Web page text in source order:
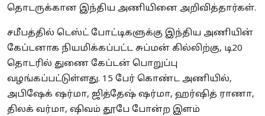
தொடருக்கான இந்திய அணியினை அறிவித்தார்கள்.
சமீபத்தில் டெஸ்ட் போட்டிகளுக்கு இந்திய அணியின்
கேப்டனாக நியமிக்கப்பட்ட சுப்மன் கில்லிற்கு, டி20
தொடரில் துணை கேப்டன் பொறுப்பு
வழங்கப்பட்டுள்ளது. 15 பேர் கொண்ட அணியில்,
அபிஷேக் ஷர்மா, ஜித்தேஷ் ஷர்மா, ஹர்ஷித் ராணா,
திலக் வர்மா, ஷிவம் தூபே போன்ற இளம்